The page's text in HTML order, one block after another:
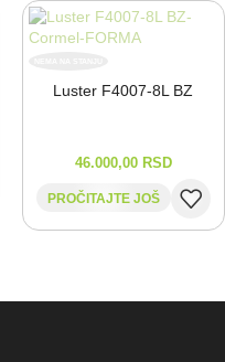
Luster F4007-⁠8L BZ
46.000,00 RSD
PROČITAJTE JOŠ